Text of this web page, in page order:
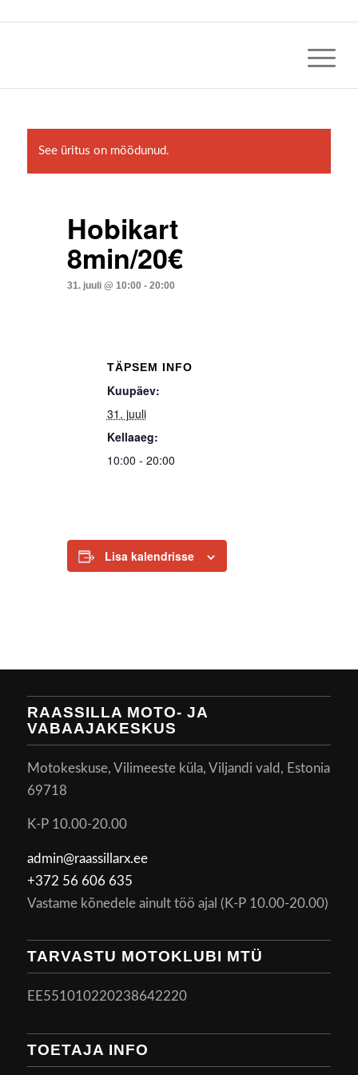
See üritus on möödunud.
Hobikart
8min/20€
31. juuli @ 10:00 - 20:00
TÄPSEM INFO
Kuupäev:
31. juuli
Kellaaeg:
10:00 - 20:00
Lisa kalendrisse
RAASSILLA MOTO- JA
VABAAJAKESKUS
Motokeskuse, Vilimeeste küla, Viljandi vald, Estonia
69718
K-P 10.00-20.00
admin@raassillarx.ee
+372 56 606 635
Vastame kõnedele ainult töö ajal (K-P 10.00-20.00)
TARVASTU MOTOKLUBI MTÜ
EE551010220238642220
TOETAJA INFO